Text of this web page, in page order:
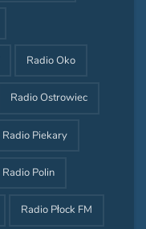
Radio Oko
Radio Ostrowiec
Radio Piekary
Radio Polin
Radio Płock FM